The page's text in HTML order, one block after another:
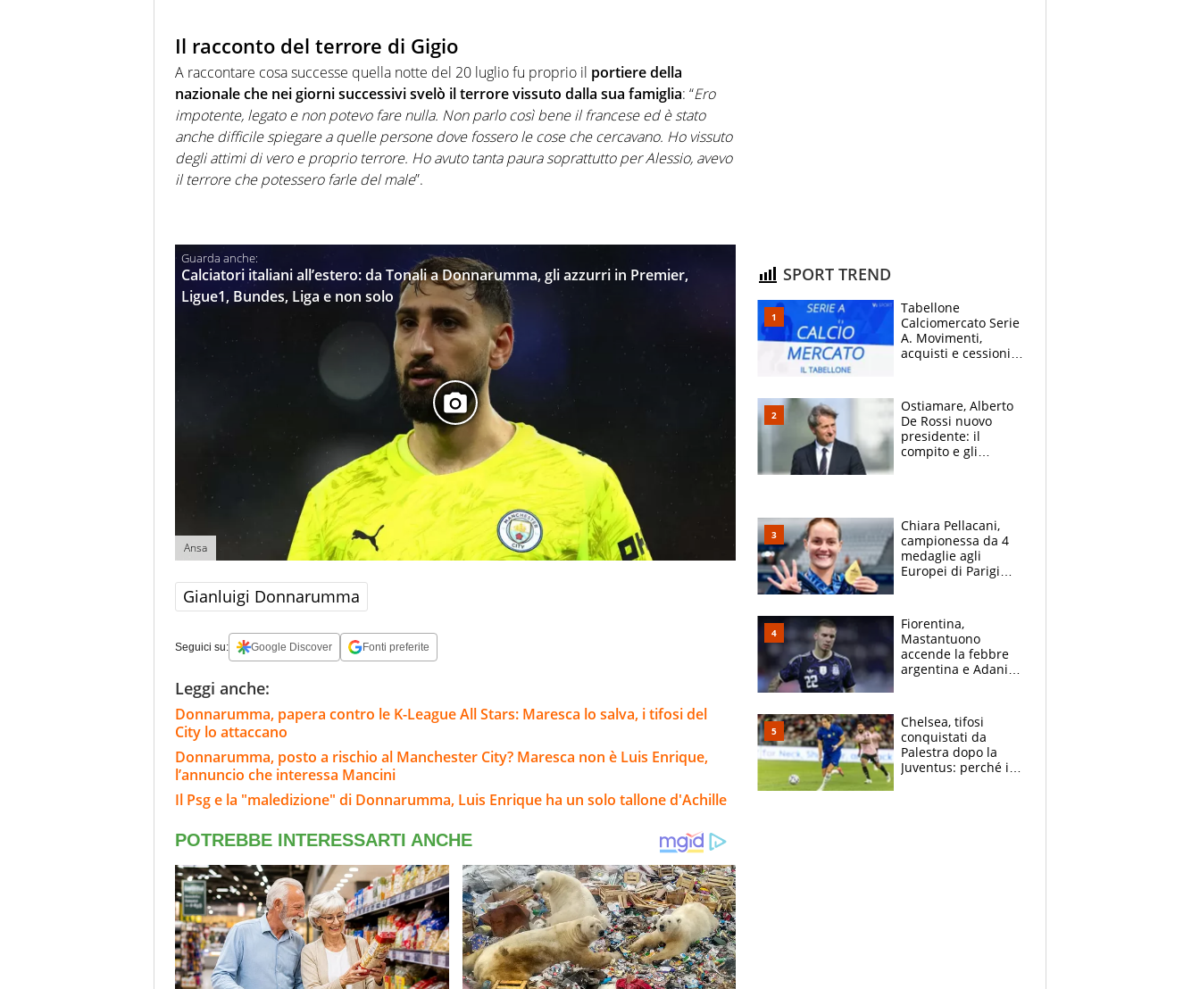
Il racconto del terrore di Gigio
A raccontare cosa successe quella notte del 20 luglio fu proprio il portiere della
nazionale che nei giorni successivi svelò il terrore vissuto dalla sua famiglia: “Ero
impotente, legato e non potevo fare nulla. Non parlo così bene il francese ed è stato
anche difficile spiegare a quelle persone dove fossero le cose che cercavano. Ho vissuto
degli attimi di vero e proprio terrore. Ho avuto tanta paura soprattutto per Alessio, avevo
il terrore che potessero farle del male”.
Calciatori italiani all’estero: da Tonali a Donnarumma, gli azzurri in Premier,
Ligue1, Bundes, Liga e non solo
Ansa
Gianluigi Donnarumma
Seguici su: Google Discover Fonti preferite
Leggi anche:
Donnarumma, papera contro le K-League All Stars: Maresca lo salva, i tifosi del
City lo attaccano
Donnarumma, posto a rischio al Manchester City? Maresca non è Luis Enrique,
l’annuncio che interessa Mancini
Il Psg e la "maledizione" di Donnarumma, Luis Enrique ha un solo tallone d'Achille
SPORT TREND
Tabellone
Calciomercato Serie
A. Movimenti,
acquisti e cessioni:
Ostiamare, Alberto
De Rossi nuovo
presidente: il
compito e gli
Chiara Pellacani,
campionessa da 4
medaglie agli
Europei di Parigi
giornalista, mamma
Francesca
Insegnante e il
fratello calciatore
Fiorentina,
Mastantuono
accende la febbre
argentina e Adani
festa’ a Commisso
Chelsea, tifosi
conquistati da
Palestra dopo la
Juventus: perché i